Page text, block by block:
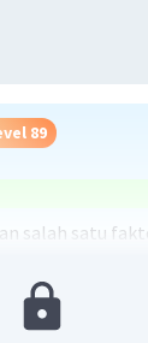
89
salah satu
Balas